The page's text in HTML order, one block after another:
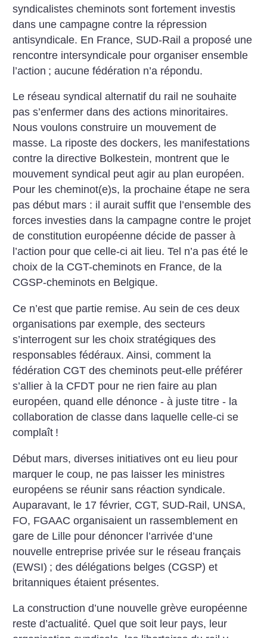
syndicalistes cheminots sont fortement investis
dans une campagne contre la répression
antisyndicale. En France, SUD-Rail a proposé une
rencontre intersyndicale pour organiser ensemble
l’action ; aucune fédération n’a répondu.
Le réseau syndical alternatif du rail ne souhaite
pas s’enfermer dans des actions minoritaires.
Nous voulons construire un mouvement de
masse. La riposte des dockers, les manifestations
contre la directive Bolkestein, montrent que le
mouvement syndical peut agir au plan européen.
Pour les cheminot(e)s, la prochaine étape ne sera
pas début mars : il aurait suffit que l’ensemble des
forces investies dans la campagne contre le projet
de constitution européenne décide de passer à
l’action pour que celle-ci ait lieu. Tel n’a pas été le
choix de la CGT-cheminots en France, de la
CGSP-cheminots en Belgique.
Ce n’est que partie remise. Au sein de ces deux
organisations par exemple, des secteurs
s’interrogent sur les choix stratégiques des
responsables fédéraux. Ainsi, comment la
fédération CGT des cheminots peut-elle préférer
s’allier à la CFDT pour ne rien faire au plan
européen, quand elle dénonce - à juste titre - la
collaboration de classe dans laquelle celle-ci se
complaît !
Début mars, diverses initiatives ont eu lieu pour
marquer le coup, ne pas laisser les ministres
européens se réunir sans réaction syndicale.
Auparavant, le 17 février, CGT, SUD-Rail, UNSA,
FO, FGAAC organisaient un rassemblement en
gare de Lille pour dénoncer l’arrivée d’une
nouvelle entreprise privée sur le réseau français
(EWSI) ; des délégations belges (CGSP) et
britanniques étaient présentes.
La construction d’une nouvelle grève européenne
reste d’actualité. Quel que soit leur pays, leur